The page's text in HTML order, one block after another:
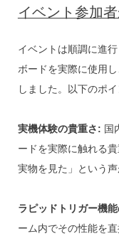
イベント参加
イベントは順調に進
ボードを実際に使用
しました。以下のポ
実機体験の貴重さ: 国
ードを実際に触れる
実物を見た」という声
ラピッドトリガー機
ーム内でその性能を